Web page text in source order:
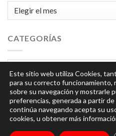
Archivos
CATEGORÍAS
Categorías
© 2026Integra| Todos los
Este sitio web utiliza Cookies,
para su correcto funcionamiento,
sobre su navegación y mostrarle
preferencias, generada a partir
continúa navegando acepta su
cookies, u obtener más